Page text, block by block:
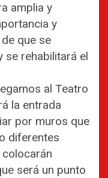
amplia y
y
que se
se rehabilitará el
al Teatro
la entrada
por muros que
diferentes
será un punto